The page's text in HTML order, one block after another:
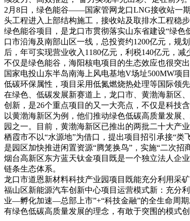
2月8日，绿色能谷——国家管网龙口LNG接收站一
头工程进入上部结构施工，接收站及取排水工程稳
绿色能谷项目，是龙口市贯彻落实山东省建设“绿
口市沿海及南部山区一线，总投资约1200亿元，规
后，年可实现营业收入1180亿元，利税140亿元，减
不仅是绿色能谷，海阳核电项目的生态效应也很突
国家电投山东半岛南海上风电基地V场址500MW项
低碳环保属性，项目采用低氮燃烧热处理等国际领
在绿色、低碳发展新赛道上，龙口市、黄渤海新区
创新，是26个重点项目的又一大亮点，不仅是科技
以黄渤海新区为例，他们推动绿色低碳高质量发展
园之一。目前，黄渤海新区已推出的两批二十大产
栖霞市不以“水源地”为借口，提出项目招引承接“
是园区加快推进闲置资源“腾笼换鸟”，实施“二次招
烟台高新区东方蓝天钛金项目既是一个独立法人企
链条生态体系。
龙口市道恩新材料科技产业园项目既能充分利用采
福山区新能源汽车创新中心项目运营模式新：充分
业—孵化加速—总部上市”+“科技金融”的全生命周
有绿色低碳高质量发展的理念，有敢于突围的模式